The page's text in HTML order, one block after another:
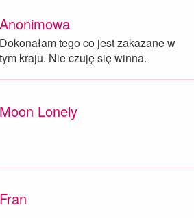
Anonimowa
Dokonałam tego co jest zakazane w
tym kraju. Nie czuję się winna.
Moon Lonely
Fran